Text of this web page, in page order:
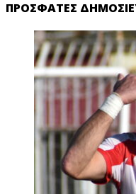
ΠΡΌΣΦΑΤΕΣ